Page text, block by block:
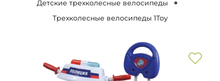
Детские трехколесные велосипеды
Трехколесные велосипеды 1Toy